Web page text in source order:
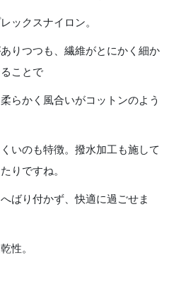
ックスナイロン。
りつつも、繊維がとにかく細か
ことで
らかく風合いがコットンのよう
いのも特徴。撥水加工も施して
りですね。
ばり付かず、快適に過ごせま
性。